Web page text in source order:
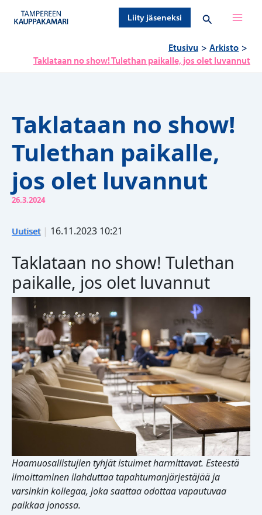
sisältöön
Liity jäseneksi Hae
Etusivu
Arkisto
Taklataan no show! Tulethan paikalle, jos olet luvannut
Taklataan no show!
Tulethan paikalle,
jos olet luvannut
26.3.2024
Uutiset | 16.11.2023 10:21
Taklataan no show! Tulethan
paikalle, jos olet luvannut
Haamuosallistujien tyhjät istuimet harmittavat. Esteestä
ilmoittaminen ilahduttaa tapahtumanjärjestäjää ja
varsinkin kollegaa, joka saattaa odottaa vapautuvaa
paikkaa jonossa.